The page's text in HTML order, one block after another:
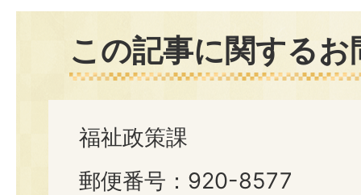
この記事に関する
福祉政策課
郵便番号：920-8577